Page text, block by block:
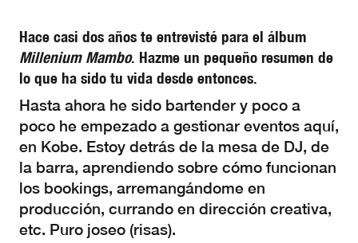
Hace casi dos años te entrevisté para el álbum
Millenium Mambo. Hazme un pequeño resumen de
lo que ha sido tu vida desde entonces.
Hasta ahora he sido bartender y poco a
poco he empezado a gestionar eventos aquí,
en Kobe. Estoy detrás de la mesa de DJ, de
la barra, aprendiendo sobre cómo funcionan
los bookings, arremangándome en
producción, currando en dirección creativa,
etc. Puro joseo (risas).